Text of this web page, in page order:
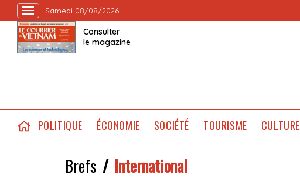
Samedi 08/08/2026
Consulter
le magazine
POLITIQUE ÉCONOMIE SOCIÉTÉ TOURISME CULTURE
Brefs International